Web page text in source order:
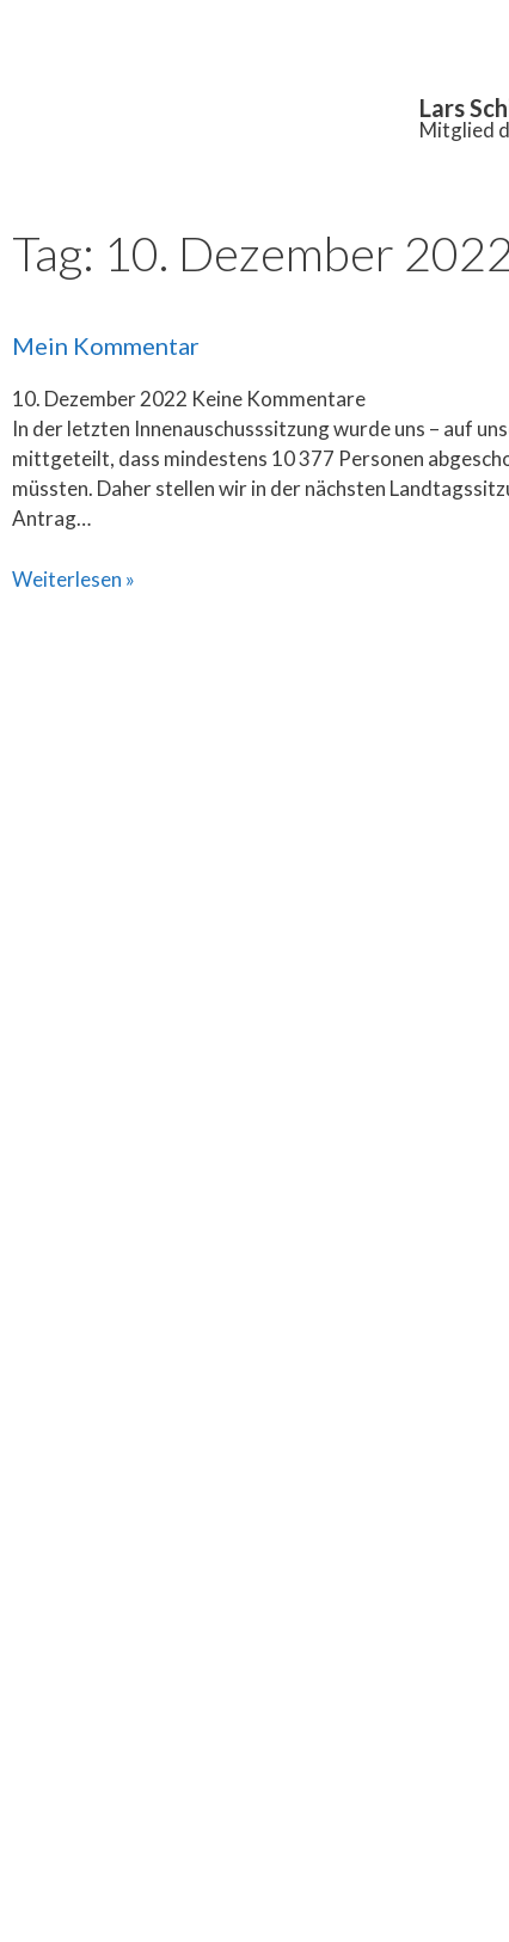
Lars
Mitglied
Tag: 10. Dezember
Mein Kommentar
10. Dezember 2022 Keine Kommentare
In der letzten Innenauschusssitzung wurde uns – auf
mittgeteilt, dass mindestens 10 377 Personen
müssten. Daher stellen wir in der nächsten
Antrag…
Weiterlesen »